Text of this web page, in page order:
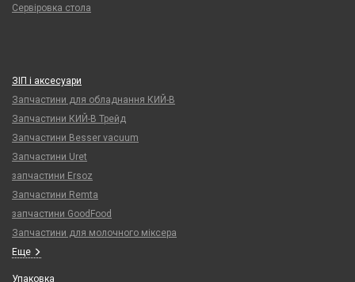
Сервіровка стола
ЗІП і аксесуари
Запчастини для обладнання КИЙ-В
Запчастини КИЙ-В Трейд
Запчастини Besser vacuum
Запчастини Uret
запчастини Ersoz
Запчастини Remta
запчастини GoodFood
Запчастини для молочного міксера
Еще
Упаковка